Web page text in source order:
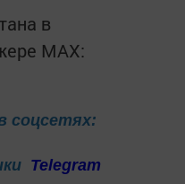
в
MАХ:
соцсетях:
Telegram